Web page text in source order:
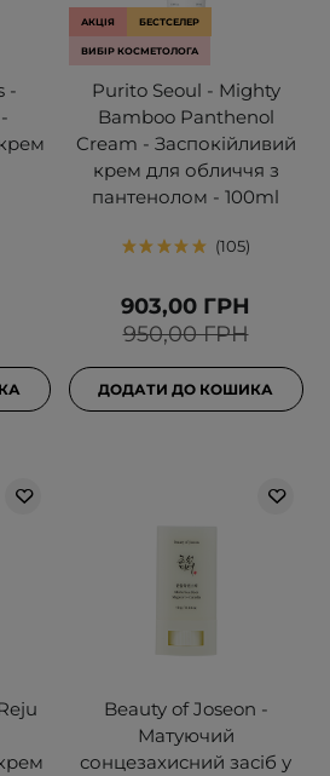
-
АКЦІЯ БЕСТСЕЛЕР
ВИБІР КОСМЕТОЛОГА
Purito Seoul - Mighty
Bamboo Panthenol
Cream - Заспокійливий
крем для обличчя з
пантенолом - 100ml
105
950,00 ГРН
903,00 ГРН
ДОДАТИ ДО КОШИКА
Beauty of Joseon -
Матуючий
сонцезахисний засіб у